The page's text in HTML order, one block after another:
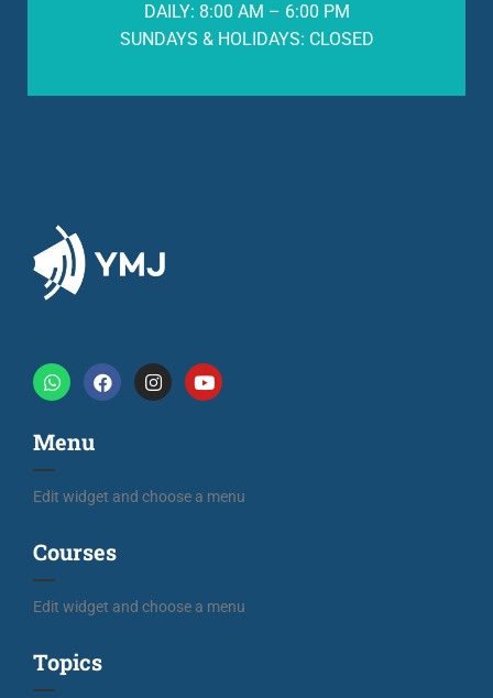
DAILY: 8:00 AM – 6:00 PM
SUNDAYS & HOLIDAYS: CLOSED
Menu
Edit widget and choose a menu
Courses
Edit widget and choose a menu
Topics